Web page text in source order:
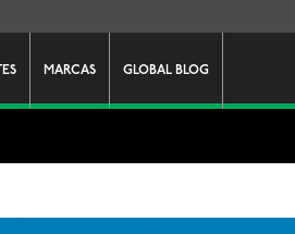
MARCAS GLOBAL BLOG